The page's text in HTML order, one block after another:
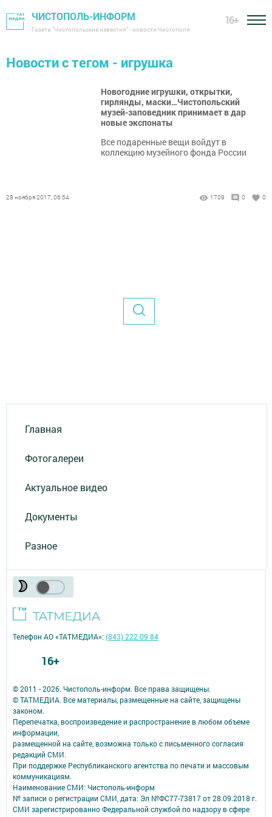
ЧИСТОПОЛЬ-ИНФОРМ
Газета "Чистопольские известия" - новости Чистополя
16+
Новости с тегом - игрушка
Новогодние игрушки, открытки,
гирлянды, маски…Чистопольский
музей-заповедник принимает в дар
новые экспонаты
Все подаренные вещи войдут в
коллекцию музейного фонда России
28 ноября 2017, 06:54 1709 0 0
Главная
Фотогалереи
Актуальное видео
Документы
Разное
© 2011 - 2026. Чистополь-информ. Все права защищены.
© ТАТМЕДИА. Все материалы, размещенные на сайте, защищены
законом.
Перепечатка, воспроизведение и распространение в любом объеме
информации,
размещенной на сайте, возможна только с письменного согласия
редакций СМИ.
При поддержке Республиканского агентства по печати и массовым
коммуникациям.
Наименование СМИ: Чистополь-информ
№ записи о регистрации СМИ, дата: Эл №ФС77-73817 от 28.09.2018 г.
СМИ зарегистрированно Федеральной службой по надзору в сфере
Телефон АО «ТАТМЕДИА»:(843) 222 09 84
16+